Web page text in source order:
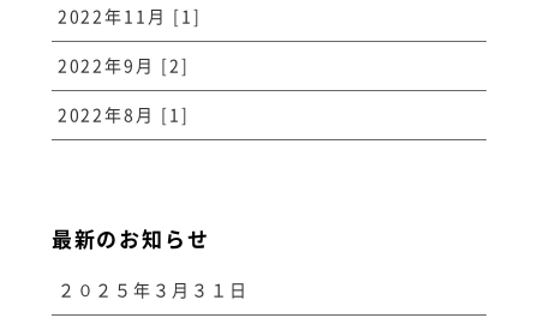
2022年11月 [1]
2022年9月 [2]
2022年8月 [1]
最新のお知らせ
２０２５年３月３１日